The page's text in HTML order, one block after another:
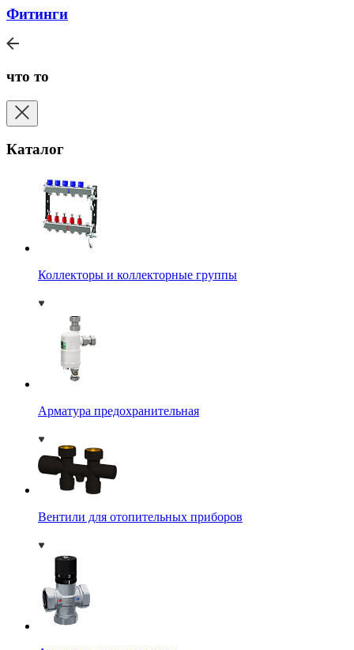
Фитинги
что то
Каталог
Коллекторы и коллекторные группы
Арматура предохранительная
Вентили для отопительных приборов